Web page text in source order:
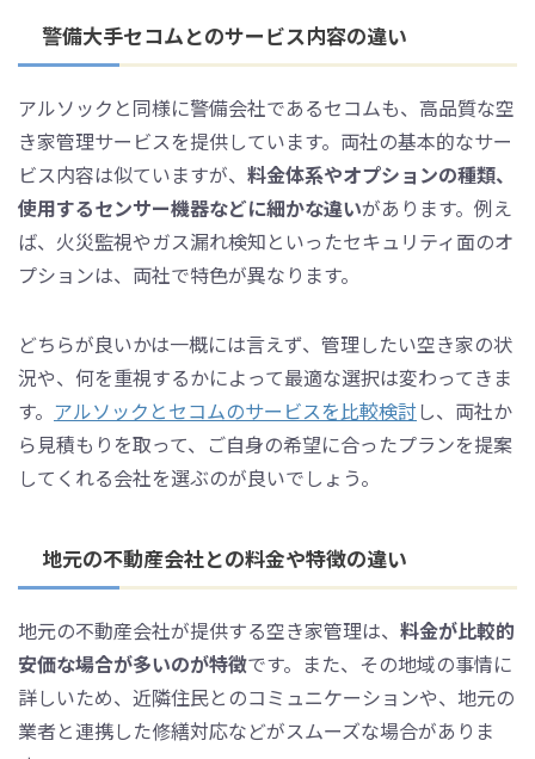
警備大手セコムとのサービス内容の違い
アルソックと同様に警備会社であるセコムも、高品質な空
き家管理サービスを提供しています。両社の基本的なサー
ビス内容は似ていますが、 料金体系やオプションの種類、
使用するセンサー機器などに細かな違いがあります。例え
ば、火災監視やガス漏れ検知といったセキュリティ面のオ
プションは、両社で特色が異なります。
どちらが良いかは一概には言えず、管理したい空き家の状
況や、何を重視するかによって最適な選択は変わってきま
す。 アルソックとセコムのサービスを比較検討 し、両社か
ら見積もりを取って、ご自身の希望に合ったプランを提案
してくれる会社を選ぶのが良いでしょう。
地元の不動産会社との料金や特徴の違い
地元の不動産会社が提供する空き家管理は、 料金が比較的
安価な場合が多いのが特徴です。また、その地域の事情に
詳しいため、近隣住民とのコミュニケーションや、地元の
業者と連携した修繕対応などがスムーズな場合がありま